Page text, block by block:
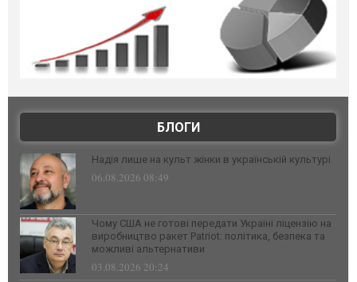
БЛОГИ
Надія лише на культ жінки в українській культурі
06.08.2026 08:49
Чому США не готові передати Україні ліцензію на
виробництво ракет Patriot: політика, безпека та
можливі альтернативи
03.08.2026 20:24